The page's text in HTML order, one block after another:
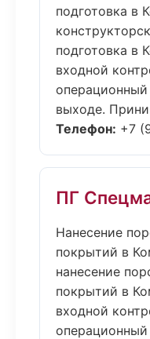
подготовка в
подготовка в
входной
выходе.
Телефон: +7
ПГ
Нанесение
покрытий в
нанесение
покрытий в
входной